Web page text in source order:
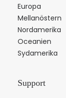
Europa
Mellanöstern
Nordamerika
Oceanien
Sydamerika
Support